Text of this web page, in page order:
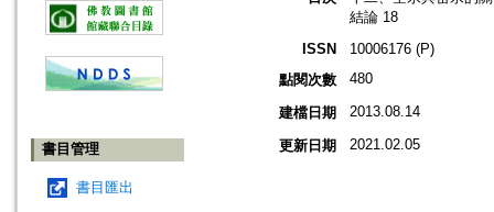
書目管理
書目匯出
結論 18
ISSN
10006176 (P)
點閱次數
480
建檔日期 2013.08.14
更新日期 2021.02.05